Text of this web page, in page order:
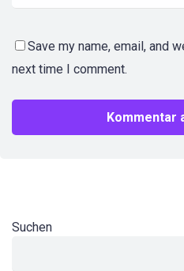
Save my name, email, and
next time I comment.
Suchen